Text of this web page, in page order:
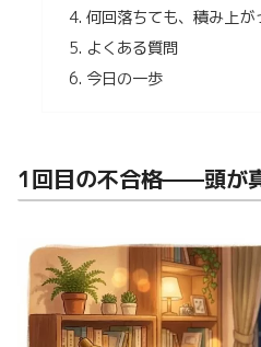
何回落ちても、積み上が
よくある質問
今日の一歩
1回目の不合格——頭が